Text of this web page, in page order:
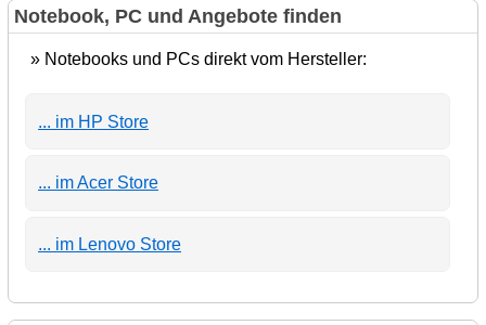
Notebook, PC und Angebote finden
» Notebooks und PCs direkt vom Hersteller:
... im HP Store
... im Acer Store
... im Lenovo Store